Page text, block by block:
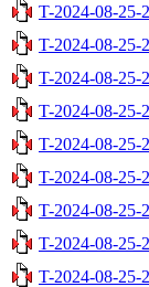
T-2024-08-25-
T-2024-08-25-
T-2024-08-25-
T-2024-08-25-
T-2024-08-25-
T-2024-08-25-
T-2024-08-25-
T-2024-08-25-
T-2024-08-25-